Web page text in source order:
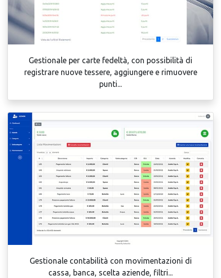
Gestionale per carte fedeltà, con possibilità di
registrare nuove tessere, aggiungere e rimuovere
punti...
Gestionale contabilità con movimentazioni di
cassa, banca, scelta aziende, filtri...